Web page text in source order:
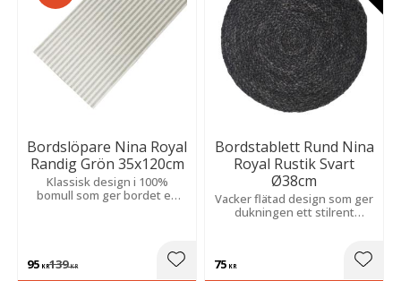
Bordslöpare Nina Royal
Randig Grön 35x120cm
Klassisk design i 100%
bomull som ger bordet en
95 KR139KR Lägg till i favoriter
Bordstablett Rund Nina
Royal Rustik Svart
Ø38cm
Vacker flätad design som ger
dukningen ett stilrent
75 KR